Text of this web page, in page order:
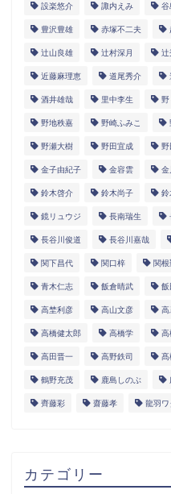
設楽悠介 諏内えみ 谷
豊沢豊雄 赤塚不二夫
辻山良雄 辻村深月 辻
近藤麻理恵 道尾秀介
酒井雄哉 里中李生 野
野地秩嘉 野崎ふみこ
野瀬大樹 野田宜成 野
金子由紀子 金容雲 金
鈴木啓介 鈴木尚子 鈴
鏡リュウジ 長南瑞生
長谷川俊道 長谷川嘉哉
関下昌代 関口梓 関根
青木仁志 飯倉晴武 飯
高埜利彦 高山文彦 高
高橋健太郎 高橋学 高
高田晋一 高野鉄司 髙
鶴野充茂 鹿島しのぶ
齊藤彩 齋藤孝 龍羽ワ
カテゴリー